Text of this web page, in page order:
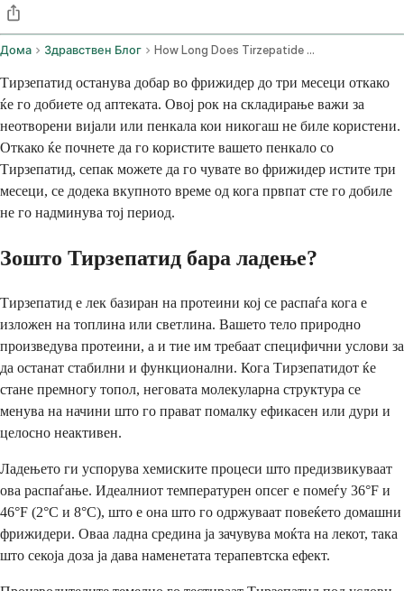
Дома Здравствен Блог How Long Does Tirzepatide Last In The Fridge
Тирзепатид останува добар во фрижидер до три месеци откако
ќе го добиете од аптеката. Овој рок на складирање важи за
неотворени вијали или пенкала кои никогаш не биле користени.
Откако ќе почнете да го користите вашето пенкало со
Тирзепатид, сепак можете да го чувате во фрижидер истите три
месеци, се додека вкупното време од кога првпат сте го добиле
не го надминува тој период.
Зошто Тирзепатид бара ладење?
Тирзепатид е лек базиран на протеини кој се распаѓа кога е
изложен на топлина или светлина. Вашето тело природно
произведува протеини, а и тие им требаат специфични услови за
да останат стабилни и функционални. Кога Тирзепатидот ќе
стане премногу топол, неговата молекуларна структура се
менува на начини што го прават помалку ефикасен или дури и
целосно неактивен.
Ладењето ги успорува хемиските процеси што предизвикуваат
ова распаѓање. Идеалниот температурен опсег е помеѓу 36°F и
46°F (2°C и 8°C), што е она што го одржуваат повеќето домашни
фрижидери. Оваа ладна средина ја зачувува моќта на лекот, така
што секоја доза ја дава наменетата терапевтска ефект.